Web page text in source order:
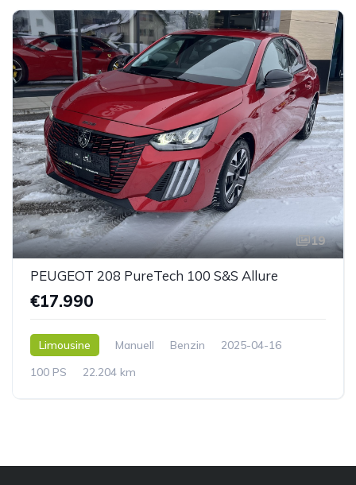
19
PEUGEOT 208 PureTech 100 S&S Allure
€17.990
Limousine Manuell Benzin
2025-04-16
100 PS
22.204 km